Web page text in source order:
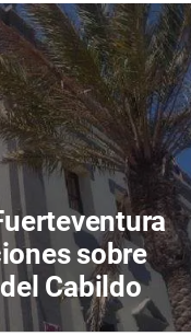
sobre
Cabildo